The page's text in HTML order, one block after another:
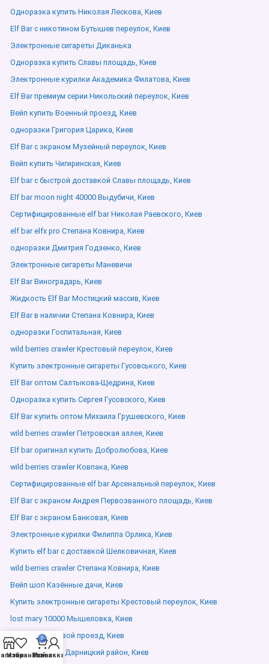
Одноразка купить Николая Лескова, Киев
Elf Bar с никотином Бутышев переулок, Киев
Электронные сигареты Диканька
Одноразка купить Славы площадь, Киев
Электронные курилки Академика Филатова, Киев
Elf Bar премиум серии Никольский переулок, Киев
Вейп купить Военный проезд, Киев
одноразки Григория Царика, Киев
Elf Bar с экраном Музейный переулок, Киев
Вейп купить Чигиринская, Киев
Elf bar с быстрой доставкой Славы площадь, Киев
Elf bar moon night 40000 Выдубичи, Киев
Сертифицированные elf bar Николая Раевского, Киев
elf bar elfx pro Степана Ковнира, Киев
одноразки Дмитрия Годзенко, Киев
Электронные сигареты Маневичи
Elf Bar Виноградарь, Киев
Жидкость Elf Bar Мостицкий массив, Киев
Elf Bar в наличии Степана Ковнира, Киев
одноразки Госпитальная, Киев
wild berries crawler Крестовый переулок, Киев
Купить электронные сигареты Гусовського, Киев
Elf Bar оптом Салтыкова-Щедрина, Киев
Одноразка купить Сергея Гусовского, Киев
Elf Bar купить оптом Михаила Грушевского, Киев
wild berries crawler Петровская аллея, Киев
Elf bar оригинал купить Добролюбова, Киев
wild berries crawler Ковпака, Киев
Сертифицированные elf bar Арсенальный переулок, Киев
Elf Bar с экраном Андрея Первозванного площадь, Киев
Elf Bar с экраном Банковая, Киев
Электронные курилки Филиппа Орлика, Киев
Купить elf bar с доставкой Шелковичная, Киев
wild berries crawler Степана Ковнира, Киев
Вейп шоп Казённые дачи, Киев
Купить электронные сигареты Крестовый переулок, Киев
lost mary 10000 Мышеловка, Киев
Вейпы Войсковой проезд, Киев
Elf bar дешево Дарницкий район, Киев
Избранное
0
Заказ
Мой аккаунт